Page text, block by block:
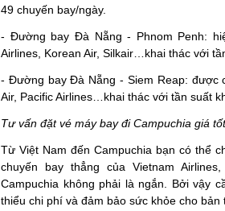
49 chuyến bay/ngày.
- Đường bay Đà Nẵng - Phnom Penh:
Airlines, Korean Air, Silkair…khai thác với
- Đường bay Đà Nẵng - Siem Reap: được
Air, Pacific Airlines…khai thác với tần suất
Tư vấn đặt vé máy bay đi Campuchia giá
Từ Việt Nam đến Campuchia bạn có thể
chuyến bay thẳng của Vietnam
Campuchia không phải là ngắn. Bởi vậy
thiểu chi phí và đảm bảo sức khỏe cho bản